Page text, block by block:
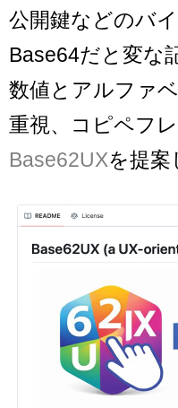
公開鍵などのバ
Base64だと変な
数値とアルファ
重視、コピペフ
Base62UXを提案